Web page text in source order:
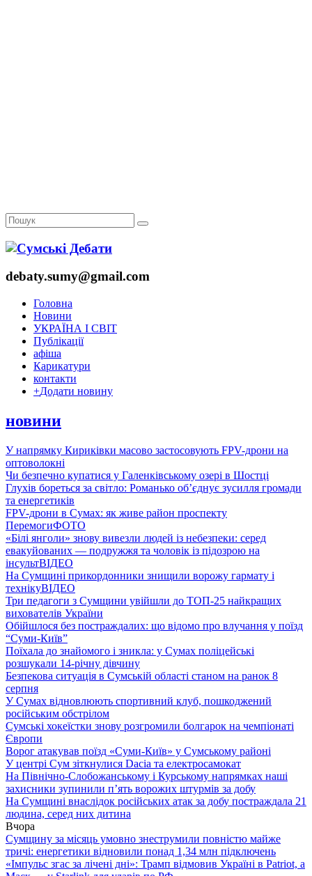
debaty.sumy@gmail.com
Головна
Новини
УКРАЇНА І СВІТ
Публікації
афіша
Карикатури
контакти
+Додати новину
новини
У напрямку Кириківки масово застосовують FPV-дрони на
оптоволокні
Чи безпечно купатися у Галенківському озері в Шостці
Глухів бореться за світло: Романько об’єднує зусилля громади
та енергетиків
FPV-дрони в Сумах: як живе район проспекту
ПеремогиФОТО
«Білі янголи» знову вивезли людей із небезпеки: серед
евакуйованих — подружжя та чоловік із підозрою на
інсультВІДЕО
На Сумщині прикордонники знищили ворожу гармату і
технікуВІДЕО
Три педагоги з Сумщини увійшли до ТОП-25 найкращих
вихователів України
Обійшлося без постраждалих: що відомо про влучання у поїзд
“Суми-Київ”
Поїхала до знайомого і зникла: у Сумах поліцейські
розшукали 14-річну дівчину
Безпекова ситуація в Сумській області станом на ранок 8
серпня
У Сумах відновлюють спортивний клуб, пошкоджений
російським обстрілом
Сумські хокеїстки знову розгромили болгарок на чемпіонаті
Європи
Ворог атакував поїзд «Суми-Київ» у Сумському районі
У центрі Сум зіткнулися Dacia та електросамокат
На Північно-Слобожанському і Курському напрямках наші
захисники зупинили п’ять ворожих штурмів за добу
На Сумщині внаслідок російських атак за добу постраждала 21
людина, серед них дитина
Вчора
Сумщину за місяць умовно знеструмили повністю майже
тричі: енергетики відновили понад 1,34 млн підключень
«Імпульс згас за лічені дні»: Трамп відмовив Україні в Patriot, а